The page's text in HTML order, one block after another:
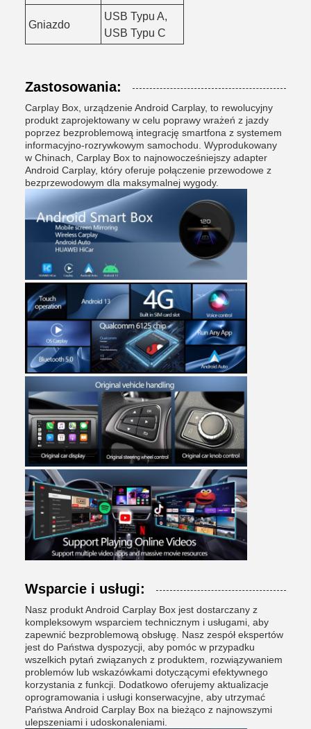
Gniazdo
USB Typu A,
USB Typu C
Zastosowania:
Carplay Box, urządzenie Android Carplay, to rewolucyjny
produkt zaprojektowany w celu poprawy wrażeń z jazdy
poprzez bezproblemową integrację smartfona z systemem
informacyjno-rozrywkowym samochodu. Wyprodukowany
w Chinach, Carplay Box to najnowocześniejszy adapter
Android Carplay, który oferuje połączenie przewodowe z
bezprzewodowym dla maksymalnej wygody.
Wsparcie i usługi:
Nasz produkt Android Carplay Box jest dostarczany z
kompleksowym wsparciem technicznym i usługami, aby
zapewnić bezproblemową obsługę. Nasz zespół ekspertów
jest do Państwa dyspozycji, aby pomóc w przypadku
wszelkich pytań związanych z produktem, rozwiązywaniem
problemów lub wskazówkami dotyczącymi efektywnego
korzystania z funkcji. Dodatkowo oferujemy aktualizacje
oprogramowania i usługi konserwacyjne, aby utrzymać
Państwa Android Carplay Box na bieżąco z najnowszymi
ulepszeniami i udoskonaleniami.